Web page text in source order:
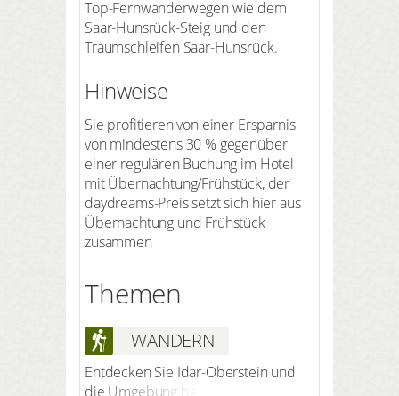
Top-Fernwanderwegen wie dem
Saar-Hunsrück-Steig und den
Traumschleifen Saar-Hunsrück.
Hinweise
Sie profitieren von einer Ersparnis
von mindestens 30 % gegenüber
einer regulären Buchung im Hotel
mit Übernachtung/Frühstück, der
daydreams-Preis setzt sich hier aus
Übernachtung und Frühstück
zusammen
Themen
WANDERN
Entdecken Sie Idar-Oberstein und
die Umgebung bei einer